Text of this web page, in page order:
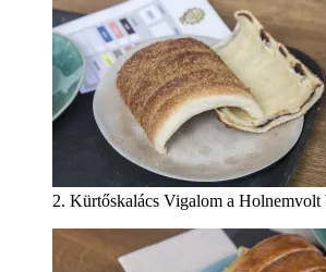
2. Kürtőskalács Vigalom a Holnemvolt